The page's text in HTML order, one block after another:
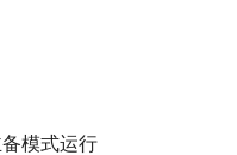
模式运行